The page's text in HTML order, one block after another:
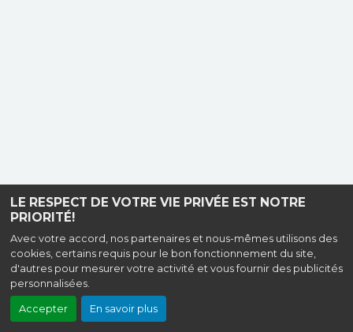
LE RESPECT DE VOTRE VIE PRIVÉE EST NOTRE
PRIORITÉ!
Avec votre accord, nos partenaires et nous-mêmes utilisons des
cookies, certains requis pour le bon fonctionnement du site,
d'autres pour mesurer votre activité et vous fournir des publicités
personnalisées.
Accepter En savoir plus